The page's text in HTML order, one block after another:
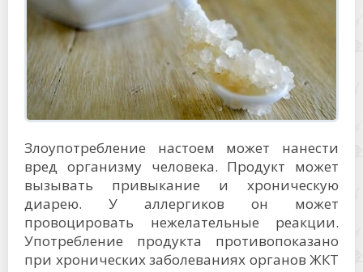
Злоупотребление настоем может нанести
вред организму человека. Продукт может
вызывать привыкание и хроническую
диарею. У аллергиков он может
провоцировать нежелательные реакции.
Употребление продукта противопоказано
при хронических заболеваниях органов ЖКТ